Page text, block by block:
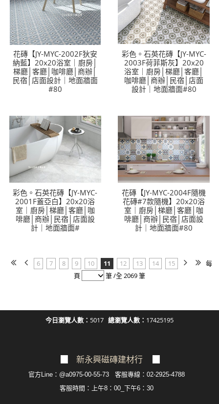
花磚【JY-MYC-2002F狄安
納藍】20x20浴室｜廚房│
梯廳│客廳│咖啡廳│商辦│
民宿│店面設計｜地面牆面
#80
彩色。石英花磚【JY-MYC-
2003F荷菲斯灰】20x20
浴室｜廚房│梯廳│客廳│
咖啡廳│商辦│民宿│店面
設計｜地面牆面#80
彩色。石英花磚【JY-MYC-
2001F蓋亞白】20x20浴
室｜廚房│梯廳│客廳│咖
啡廳│商辦│民宿│店面設
計｜地面牆面#
花磚【JY-MYC-2004F隨機
花磚#7款隨機】20x20浴
室｜廚房│梯廳│客廳│咖
啡廳│商辦│民宿│店面設
計｜地面牆面#80
6 7 8 9 10 11 12 13 14 15
每
頁
筆 /全 2069 筆
今日瀏覽人數： 5017 總瀏覽人數： 17425195
新永興磁磚建材行
官方Line：@a0975-00-55-73 客服專線：02-2925-4788
客服 時間：上午8：00_下午6：30